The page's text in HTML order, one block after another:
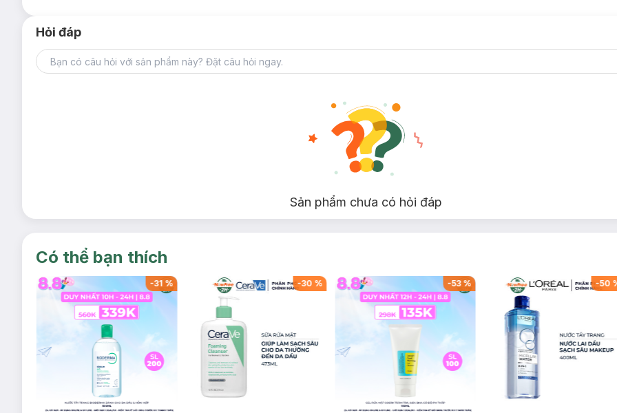
Hỏi đáp
Sản phẩm chưa có hỏi đáp
Có thể bạn thích
-31 % -30 % -53% -50